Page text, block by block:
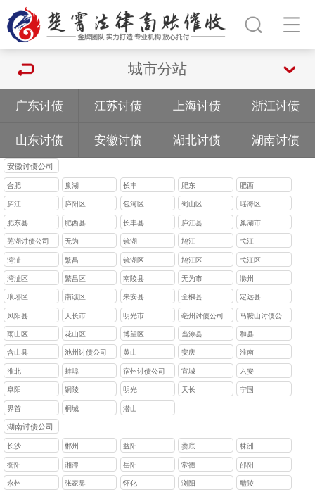
城市分站
广东讨债 江苏讨债 上海讨债 浙江讨债
山东讨债 安徽讨债 湖北讨债 湖南讨债
安徽讨债公司
合肥 巢湖 长丰 肥东 肥西
庐江 庐阳区 包河区 蜀山区 瑶海区
肥东县 肥西县 长丰县 庐江县 巢湖市
芜湖讨债公司 无为 镜湖 鸠江 弋江
湾沚 繁昌 镜湖区 鸠江区 弋江区
湾沚区 繁昌区 南陵县 无为市 滁州
琅琊区 南谯区 来安县 全椒县 定远县
凤阳县 天长市 明光市 亳州讨债公司
马鞍山讨债公
司
雨山区 花山区 博望区 当涂县 和县
含山县 池州讨债公司 黄山 安庆 淮南
淮北 蚌埠 宿州讨债公司 宣城 六安
阜阳 铜陵 明光 天长 宁国
界首 桐城 潜山
湖南讨债公司
长沙 郴州 益阳 娄底 株洲
衡阳 湘潭 岳阳 常德 邵阳
永州 张家界 怀化 浏阳 醴陵